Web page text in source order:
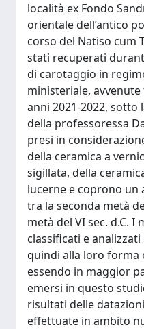
località ex Fondo
orientale dell’antico
corso del Natiso cum
stati recuperati
di carotaggio in
ministeriale, avvenute
anni 2021-2022, sotto
della professoressa
presi in
della ceramica a
sigillata, della
lucerne e coprono un
tra la seconda metà
metà del VI sec. d.C.
classificati e
quindi alla loro forma
essendo in maggior
emersi in questo
risultati delle
effettuate in ambito